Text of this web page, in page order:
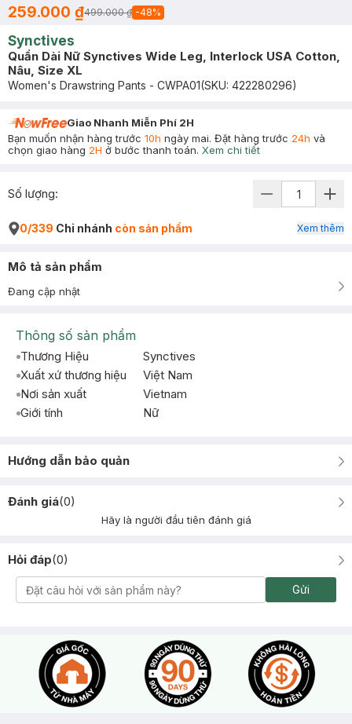
259.000 ₫499.000 ₫ -48%
Synctives
Quần Dài Nữ Synctives Wide Leg, Interlock USA Cotton,
Nâu, Size XL
Women's Drawstring Pants - CWPA01(SKU: 422280296)
Giao Nhanh Miễn Phí 2H
Bạn muốn nhận hàng trước 10h ngày mai. Đặt hàng trước 24h và
chọn giao hàng 2H ở bước thanh toán. Xem chi tiết
Số lượng:
0/339 Chi nhánh còn sản phẩm Xem thêm
Mô tả sản phẩm
Đang cập nhật
Thông số sản phẩm
Thương Hiệu
Synctives
Xuất xứ thương hiệu
Việt Nam
Nơi sản xuất
Vietnam
Giới tính
Nữ
Hướng dẫn bảo quản
Đánh giá(0)
Hãy là người đầu tiên đánh giá
Hỏi đáp(0)
Gửi